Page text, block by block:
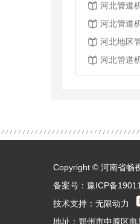
河北管道
河北管道
河北地区
河北管道
Copyright © 河南省畅
备案号： 豫ICP备
技术支持： 无限动力
地址：郑州市中原区电